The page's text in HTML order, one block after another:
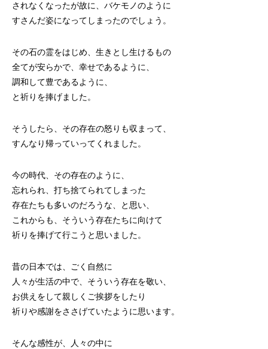
されなくなったが故に、バケモノのように
すさんだ姿になってしまったのでしょう。
その石の霊をはじめ、生きとし生けるもの
全てが安らかで、幸せであるように、
調和して豊であるように、
と祈りを捧げました。
そうしたら、その存在の怒りも収まって、
すんなり帰っていってくれました。
今の時代、その存在のように、
忘れられ、打ち捨てられてしまった
存在たちも多いのだろうな、と思い、
これからも、そういう存在たちに向けて
祈りを捧げて行こうと思いました。
昔の日本では、ごく自然に
人々が生活の中で、そういう存在を敬い、
お供えをして親しくご挨拶をしたり
祈りや感謝をささげていたように思います。
そんな感性が、人々の中に